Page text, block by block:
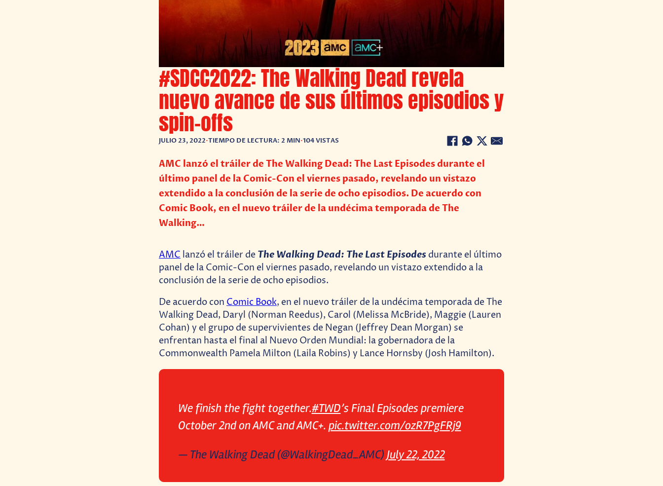
#SDCC2022: The Walking Dead revela
nuevo avance de sus últimos episodios y
spin-offs
JULIO 23, 2022•TIEMPO DE LECTURA: 2 MIN•104 VISTAS
AMC lanzó el tráiler de The Walking Dead: The Last Episodes durante el
último panel de la Comic-Con el viernes pasado, revelando un vistazo
extendido a la conclusión de la serie de ocho episodios. De acuerdo con
Comic Book, en el nuevo tráiler de la undécima temporada de The
Walking…
AMC lanzó el tráiler de The Walking Dead: The Last Episodes durante el último
panel de la Comic-Con el viernes pasado, revelando un vistazo extendido a la
conclusión de la serie de ocho episodios.
De acuerdo con Comic Book, en el nuevo tráiler de la undécima temporada de The
Walking Dead, Daryl (Norman Reedus), Carol (Melissa McBride), Maggie (Lauren
Cohan) y el grupo de supervivientes de Negan (Jeffrey Dean Morgan) se
enfrentan hasta el final al Nuevo Orden Mundial: la gobernadora de la
Commonwealth Pamela Milton (Laila Robins) y Lance Hornsby (Josh Hamilton).
We finish the fight together.#TWD’s Final Episodes premiere
October 2nd on AMC and AMC+. pic.twitter.com/ozR7PgFRj9
— The Walking Dead (@WalkingDead_AMC) July 22, 2022